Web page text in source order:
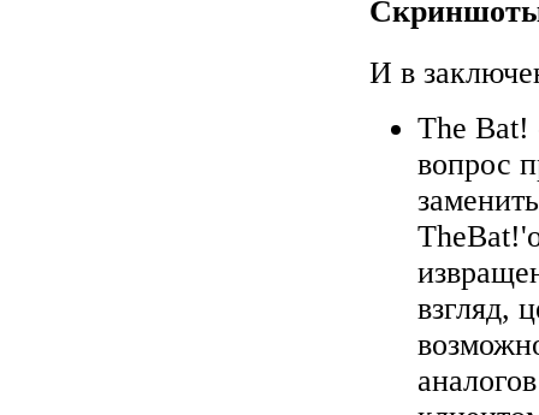
И в
The Bat!
вопрос
взгляд,